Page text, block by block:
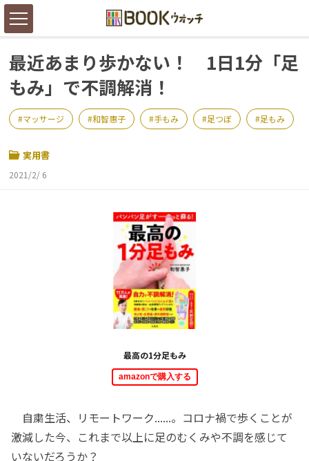
最近あまり歩かない！ 1日1分「足
もみ」で不調解消！
マッサージ 和智惠子 手もみ 足つぼ 足もみ
実用書
2021/2/ 6
最高の1分足もみ
amazonで購入する
自粛生活、リモートワーク......。コロナ禍で歩くことが
激減した今、これまで以上に足のむくみや不調を感じて
いないだろうか？